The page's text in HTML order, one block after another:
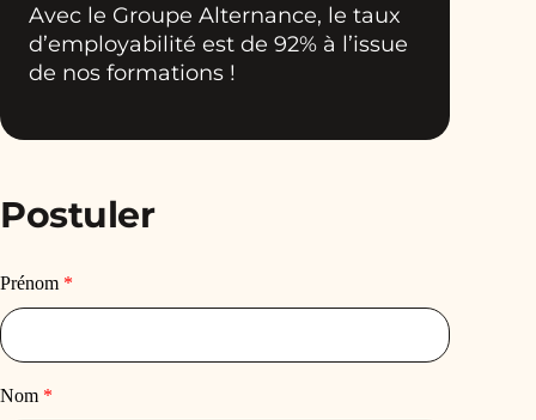
Avec le Groupe Alternance, le taux
d’employabilité est de 92% à l’issue
de nos formations !
Postuler